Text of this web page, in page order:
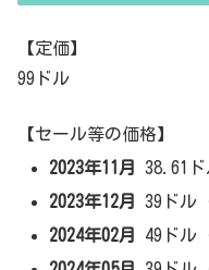
【定価】
99ドル
【セール等の価格】
2023年11月
38.61ド
2023年12月
39ドル
2024年02月
49ドル